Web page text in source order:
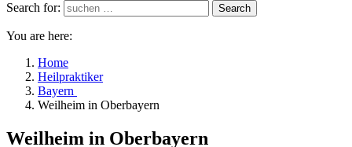
Search for:
Search
You are here:
Home
Heilpraktiker
Bayern
Weilheim in Oberbayern
Weilheim in Oberbayern